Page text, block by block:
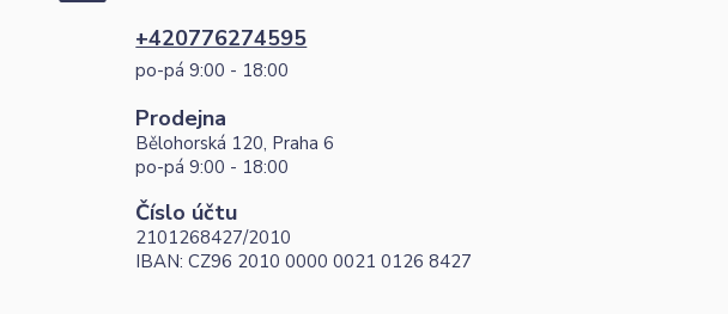
+420776274595
po-pá 9:00 - 18:00
Prodejna
Bělohorská 120, Praha 6
po-pá 9:00 - 18:00
Číslo účtu
2101268427/2010
IBAN: CZ96 2010 0000 0021 0126 8427